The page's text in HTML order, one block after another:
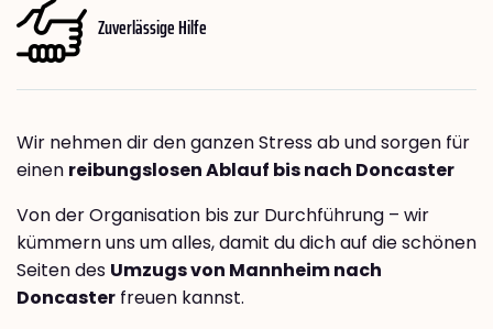
Zuverlässige Hilfe
Wir nehmen dir den ganzen Stress ab und sorgen für
einen reibungslosen Ablauf bis nach Doncaster
Von der Organisation bis zur Durchführung – wir
kümmern uns um alles, damit du dich auf die schönen
Seiten des Umzugs von Mannheim nach
Doncaster freuen kannst.